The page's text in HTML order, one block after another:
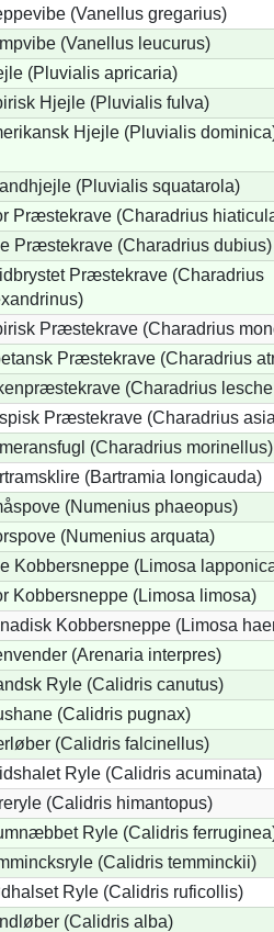
(Vanellus gregarius)
(Vanellus leucurus)
(Pluvialis apricaria)
Hjejle (Pluvialis fulva)
Hjejle (Pluvialis
(Pluvialis squatarola)
Præstekrave (Charadrius
Præstekrave (Charadrius dubius)
Præstekrave (Charadrius
Præstekrave (Charadrius
Præstekrave (Charadrius
(Charadrius
Præstekrave (Charadrius
(Charadrius morinellus)
(Bartramia longicauda)
(Numenius phaeopus)
(Numenius arquata)
Kobbersneppe (Limosa
Kobbersneppe (Limosa limosa)
Kobbersneppe (Limosa
(Arenaria interpres)
Ryle (Calidris canutus)
(Calidris pugnax)
(Calidris falcinellus)
Ryle (Calidris acuminata)
(Calidris himantopus)
Ryle (Calidris
(Calidris temminckii)
Ryle (Calidris ruficollis)
(Calidris alba)